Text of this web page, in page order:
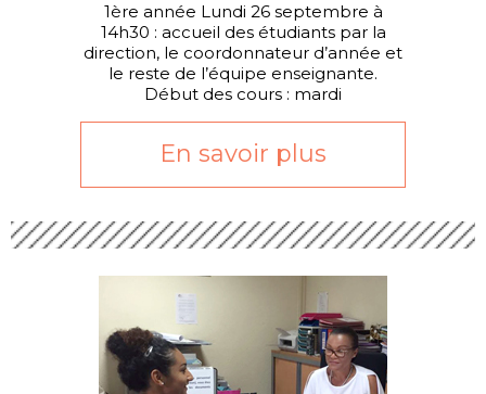
1ère année Lundi 26 septembre à
14h30 : accueil des étudiants par la
direction, le coordonnateur d’année et
le reste de l’équipe enseignante.
Début des cours : mardi
En savoir plus